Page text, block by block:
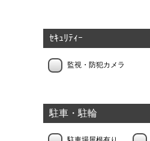
ｾｷｭﾘﾃｨｰ
監視・防犯カメラ
駐車・駐輪